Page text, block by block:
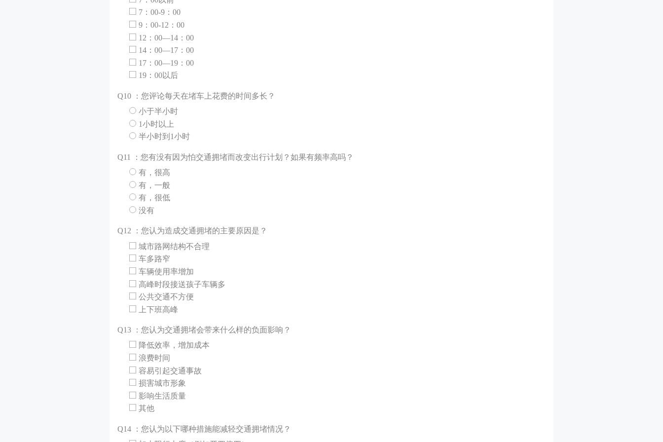
7：00-9：00
9：00-12：00
12：00—14：00
14：00—17：00
17：00—19：00
19：00以后
Q10 ：您评论每天在堵车上花费的时间多长？
小于半小时
1小时以上
半小时到1小时
Q11 ：您有没有因为怕交通拥堵而改变出行计划？如果有频率高吗？
有，很高
有，一般
有，很低
没有
Q12 ：您认为造成交通拥堵的主要原因是？
城市路网结构不合理
车多路窄
车辆使用率增加
高峰时段接送孩子车辆多
公共交通不方便
上下班高峰
Q13 ：您认为交通拥堵会带来什么样的负面影响？
降低效率，增加成本
浪费时间
容易引起交通事故
损害城市形象
影响生活质量
其他
Q14 ：您认为以下哪种措施能减轻交通拥堵情况？